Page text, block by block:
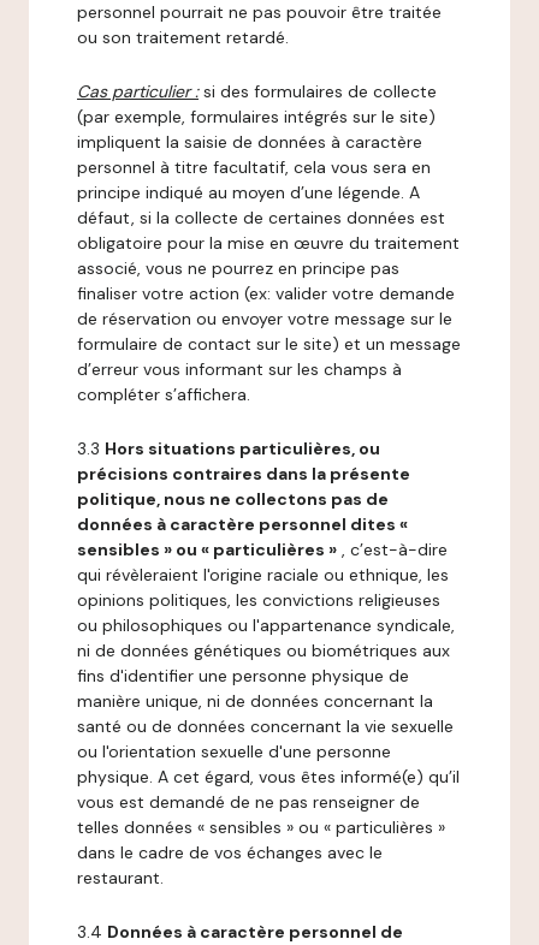
personnel pourrait ne pas pouvoir être traitée
ou son traitement retardé.
Cas particulier : si des formulaires de collecte
(par exemple, formulaires intégrés sur le site)
impliquent la saisie de données à caractère
personnel à titre facultatif, cela vous sera en
principe indiqué au moyen d’une légende. A
défaut, si la collecte de certaines données est
obligatoire pour la mise en œuvre du traitement
associé, vous ne pourrez en principe pas
finaliser votre action (ex: valider votre demande
de réservation ou envoyer votre message sur le
formulaire de contact sur le site) et un message
d’erreur vous informant sur les champs à
compléter s’affichera.
3.3 Hors situations particulières, ou
précisions contraires dans la présente
politique, nous ne collectons pas de
données à caractère personnel dites «
sensibles » ou « particulières » , c’est-à-dire
qui révèleraient l'origine raciale ou ethnique, les
opinions politiques, les convictions religieuses
ou philosophiques ou l'appartenance syndicale,
ni de données génétiques ou biométriques aux
fins d'identifier une personne physique de
manière unique, ni de données concernant la
santé ou de données concernant la vie sexuelle
ou l'orientation sexuelle d'une personne
physique. A cet égard, vous êtes informé(e) qu’il
vous est demandé de ne pas renseigner de
telles données « sensibles » ou « particulières »
dans le cadre de vos échanges avec le
restaurant.
3.4 Données à caractère personnel de